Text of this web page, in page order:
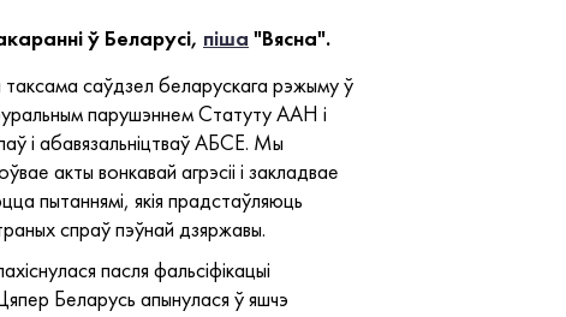
ў Беларусі, піша "Вясна".
саўдзел беларускага рэжыму ў
парушэннем Статуту ААН і
і абавязальніцтваў АБСЕ. Мы
акты вонкавай агрэсіі і закладвае
пытаннямі, якія прадстаўляюць
спраў пэўнай дзяржавы.
пасля фальсіфікацыі
Беларусь апынулася ў яшчэ